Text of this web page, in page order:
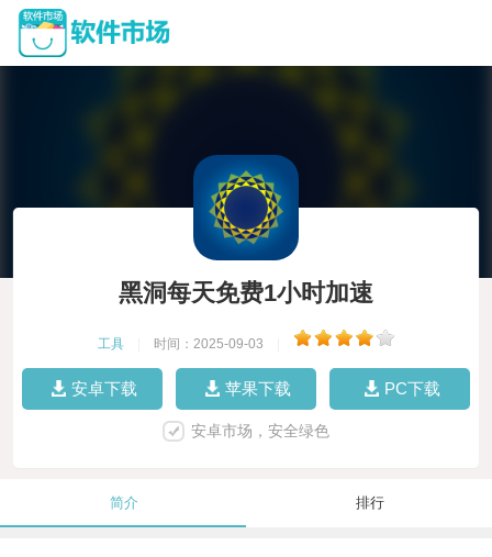
黑洞每天免费1小时加速
工具 时间：2025-09-03
安卓下载 苹果下载 PC下载
安卓市场，安全绿色
简介 排行